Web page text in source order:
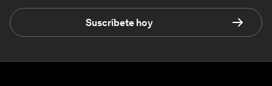
Suscríbete hoy